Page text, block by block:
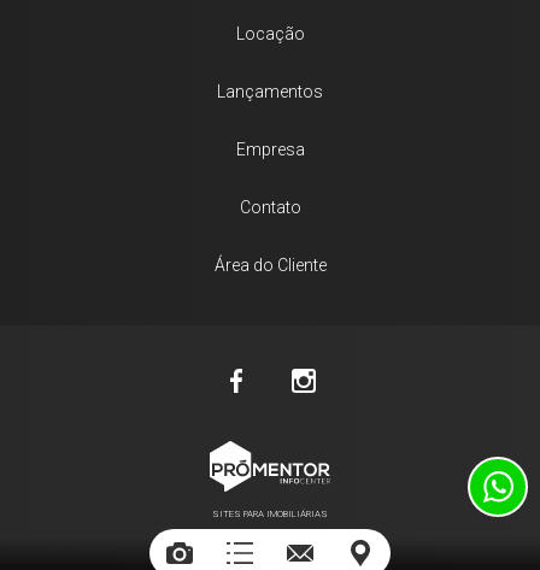
Locação
Lançamentos
Empresa
Contato
Área do Cliente
SITES PARA IMOBILIÁRIAS